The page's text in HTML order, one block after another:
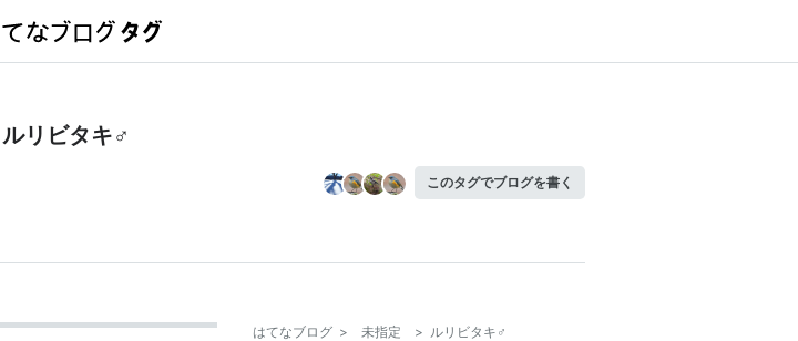
ルリビタキ♂
このタグでブログを書く
はてなブログ > 未指定 > ルリビタキ♂